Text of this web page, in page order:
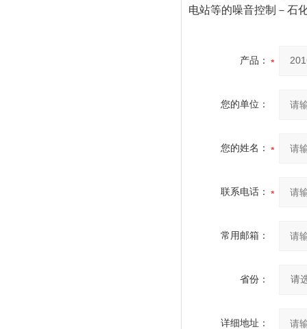
电站等的噪音控制－
产品：
您的单位：
您的姓名：
联系电话：
常用邮箱：
省份：
详细地址：